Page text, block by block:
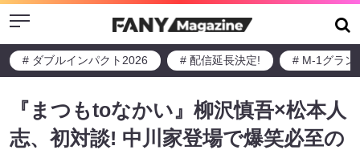
Menu
# ダブルインパクト2026 # 配信延長決定! # M-1グラン
『まつもtoなかい』柳沢慎吾×松本人
志、初対談! 中川家登場で爆笑必至の